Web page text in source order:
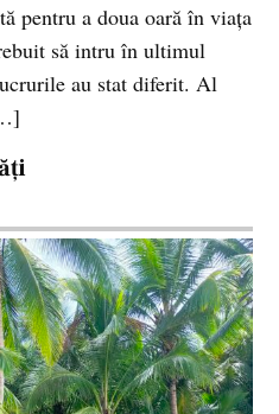
pentru a doua oară în viaţa
să intru în ultimul
au stat diferit. Al